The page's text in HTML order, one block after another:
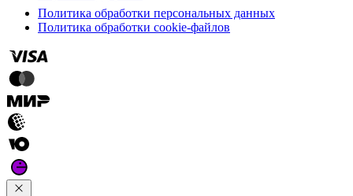
Политика обработки персональных данных
Политика обработки cookie-файлов